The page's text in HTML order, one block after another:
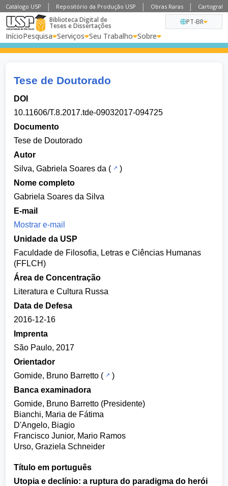
Catálogo USP Repositório da Produção USP Obras Raras
Biblioteca Digital de
Teses e Dissertações
InícioPesquisa Serviços Seu Trabalho Sobre
PT-BR
Tese de Doutorado
DOI
10.11606/T.8.2017.tde-09032017-094725
Documento
Tese de Doutorado
Autor
Silva, Gabriela Soares da (
)
Nome completo
Gabriela Soares da Silva
E-mail
Mostrar e-mail
Unidade da USP
Faculdade de Filosofia, Letras e Ciências Humanas
(FFLCH)
Área de Concentração
Literatura e Cultura Russa
Data de Defesa
2016-12-16
Imprenta
São Paulo, 2017
Orientador
Gomide, Bruno Barretto (
)
Banca examinadora
Gomide, Bruno Barretto (Presidente)
Bianchi, Maria de Fátima
D'Angelo, Biagio
Francisco Junior, Mario Ramos
Urso, Graziela Schneider
Título em português
Utopia e declínio: a ruptura do paradigma do herói